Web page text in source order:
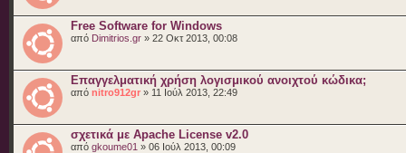
Free Software for Windows
από Dimitrios.gr » 22 Οκτ 2013, 00:08
Επαγγελματική χρήση λογισμικού ανοιχτού κώδικα;
από nitro912gr » 11 Ιούλ 2013, 22:49
σχετικά με Apache License v2.0
από gkoume01 » 06 Ιούλ 2013, 00:09